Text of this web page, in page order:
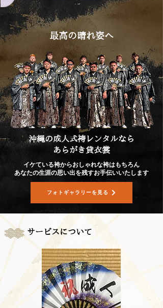
最高の晴れ姿へ
沖縄の成人式袴レンタルなら
あらがき貸衣裳
イケている袴からおしゃれな袴はもちろん
​あなたの生涯の思い出を残すお手伝いいたします
フォトギャラリーを見る
​サービスについて